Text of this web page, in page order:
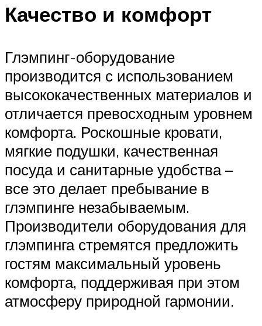
Качество и комфорт
Глэмпинг-оборудование
производится с использованием
высококачественных материалов и
отличается превосходным уровнем
комфорта. Роскошные кровати,
мягкие подушки, качественная
посуда и санитарные удобства –
все это делает пребывание в
глэмпинге незабываемым.
Производители оборудования для
глэмпинга стремятся предложить
гостям максимальный уровень
комфорта, поддерживая при этом
атмосферу природной гармонии.